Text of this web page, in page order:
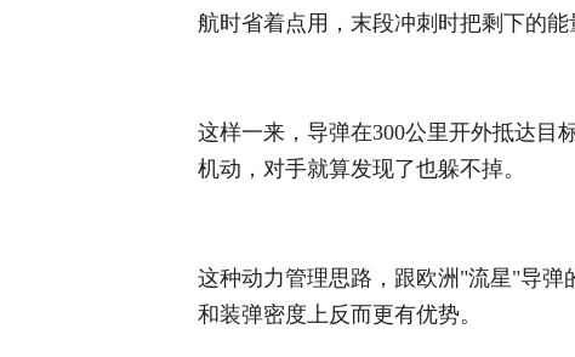
航时省着点用，末段冲刺时把剩下的能
这样一来，导弹在300公里开外抵达目
机动，对手就算发现了也躲不掉。
这种动力管理思路，跟欧洲"流星"导
和装弹密度上反而更有优势。